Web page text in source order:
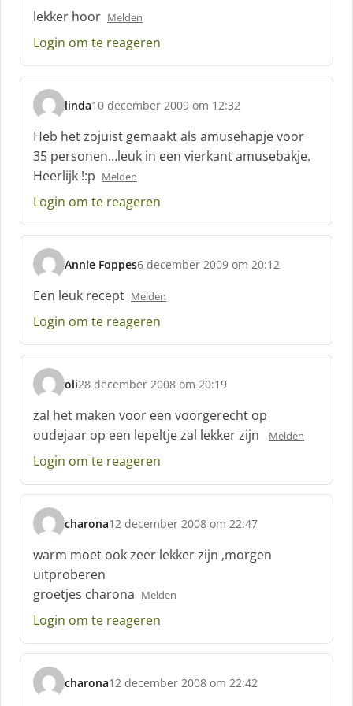
c
h
r
e
f
:
lekker hoor Melden
Login om te reageren
linda
s
c
h
r
e
e
:
10 december 2009 om 12:32
Heb het zojuist gemaakt als amusehapje voor
35 personen…leuk in een vierkant amusebakje.
Heerlijk !:p Melden
Login om te reageren
Annie Foppes
s
c
h
r
e
f
:
6 december 2009 om 20:12
Een leuk recept Melden
Login om te reageren
oli
s
h
r
e
f
28 december 2008 om 20:19
zal het maken voor een voorgerecht op
oudejaar op een lepeltje zal lekker zijn
Melden
Login om te reageren
charona
s
h
r
e
e
:
12 december 2008 om 22:47
warm moet ook zeer lekker zijn ,morgen
uitproberen
groetjes charona Melden
Login om te reageren
charona
s
12 december 2008 om 22:42